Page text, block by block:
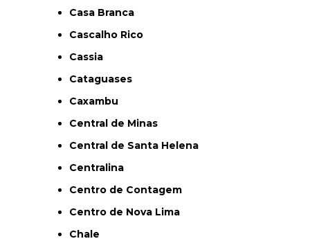
Casa Branca
Cascalho Rico
Cassia
Cataguases
Caxambu
Central de Minas
Central de Santa Helena
Centralina
Centro de Contagem
Centro de Nova Lima
Chale